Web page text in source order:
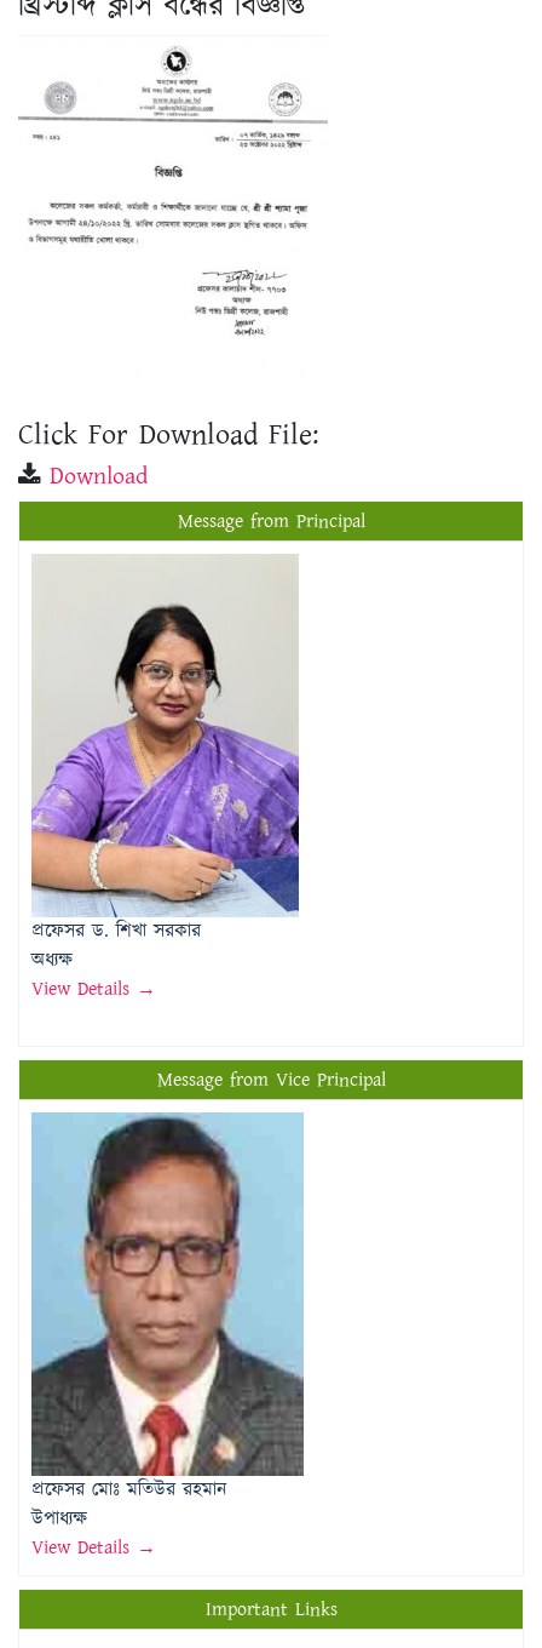
Click For Download File:
Message from Principal
প্রফেসর ড. শিখা সরকার
অধ্যক্ষ
View Details →
প্রফেসর মোঃ মতিউর রহমান
উপাধ্যক্ষ
View Details →
Rajshahi Education Board
Directorate of Education